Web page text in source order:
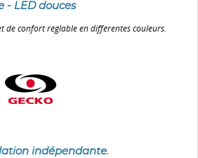
- LED douces
de confort réglable en différentes couleurs.
indépendante.